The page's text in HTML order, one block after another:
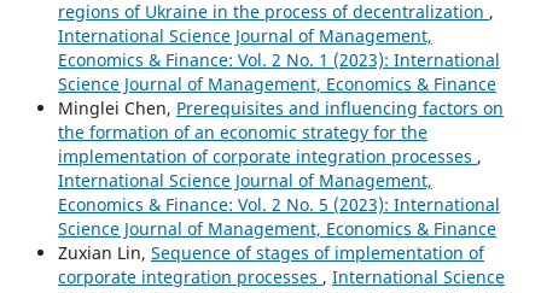
regions of Ukraine in the process of decentralization ,
International Science Journal of Management,
Economics & Finance: Vol. 2 No. 1 (2023): International
Science Journal of Management, Economics & Finance
Minglei Chen, Prerequisites and influencing factors on
the formation of an economic strategy for the
implementation of corporate integration processes ,
International Science Journal of Management,
Economics & Finance: Vol. 2 No. 5 (2023): International
Science Journal of Management, Economics & Finance
Zuxian Lin, Sequence of stages of implementation of
corporate integration processes , International Science